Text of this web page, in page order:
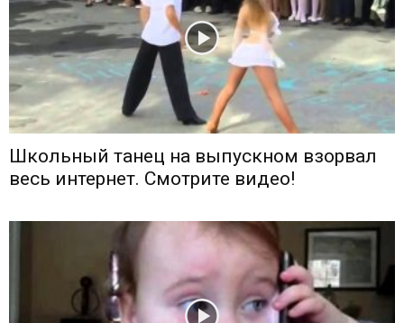
Школьный танец на выпускном взорвал
весь интернет. Смотрите видео!